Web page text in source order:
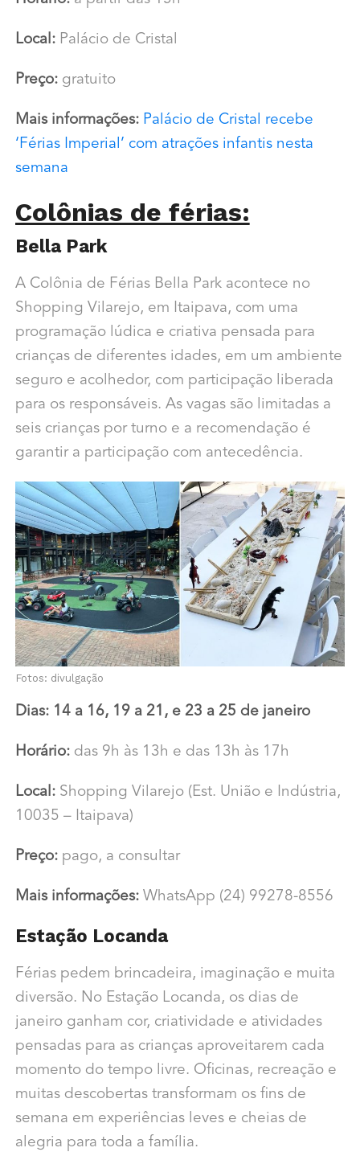
Local:Palácio de Cristal
Preço:gratuito
Mais informações: Palácio de Cristal recebe
‘Férias Imperial’ com atrações infantis nesta
semana
Colônias de férias:
Bella Park
A Colônia de Férias Bella Park acontece no
Shopping Vilarejo, em Itaipava, com uma
programação lúdica e criativa pensada para
crianças de diferentes idades, em um ambiente
seguro e acolhedor, com participação liberada
para os responsáveis. As vagas são limitadas a
seis crianças por turno e a recomendação é
garantir a participação com antecedência.
Fotos: divulgação
Dias: 14 a 16, 19 a 21, e 23 a 25 de janeiro
Horário:das 9h às 13h e das 13h às 17h
Local:Shopping Vilarejo (Est. União e Indústria,
10035 – Itaipava)
Preço:pago, a consultar
Mais informações: WhatsApp (24) 99278-8556
Estação Locanda
Férias pedem brincadeira, imaginação e muita
diversão. No Estação Locanda, os dias de
janeiro ganham cor, criatividade e atividades
pensadas para as crianças aproveitarem cada
momento do tempo livre. Oficinas, recreação e
muitas descobertas transformam os fins de
semana em experiências leves e cheias de
alegria para toda a família.